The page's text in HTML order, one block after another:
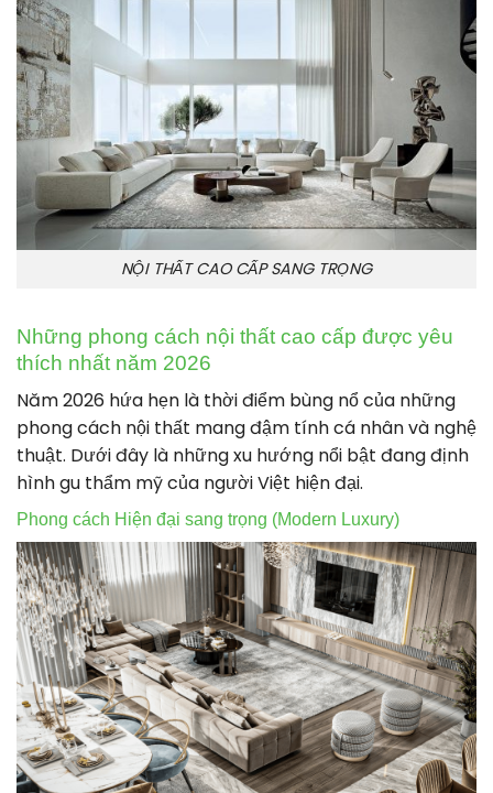
NỘI THẤT CAO CẤP SANG TRỌNG
Những phong cách nội thất cao cấp được yêu
thích nhất năm 2026
Năm 2026 hứa hẹn là thời điểm bùng nổ của những
phong cách nội thất mang đậm tính cá nhân và nghệ
thuật. Dưới đây là những xu hướng nổi bật đang định
hình gu thẩm mỹ của người Việt hiện đại.
Phong cách Hiện đại sang trọng (Modern Luxury)